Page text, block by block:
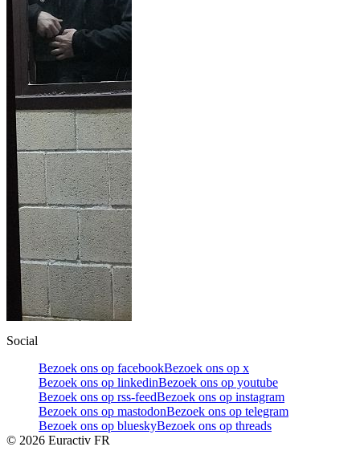
Social
Bezoek ons op facebookBezoek ons op x
Bezoek ons op linkedinBezoek ons op youtube
Bezoek ons op rss-feedBezoek ons op instagram
Bezoek ons op mastodonBezoek ons op telegram
Bezoek ons op blueskyBezoek ons op threads
© 2026 Euractiv FR